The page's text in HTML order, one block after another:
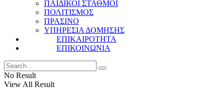
ΠΑΙΔΙΚΟΙ ΣΤΑΘΜΟΙ
ΠΟΛΙΤΙΣΜΟΣ
ΠΡΑΣΙΝΟ
ΥΠΗΡΕΣΙΑ ΔΟΜΗΣΗΣ
ΕΠΙΚΑΙΡΟΤΗΤΑ
ΕΠΙΚΟΙΝΩΝΙΑ
No Result
View All Result